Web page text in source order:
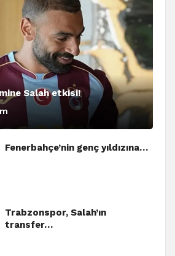
Salah etkisi!
Fenerbahçe’nin genç yıldızına…
Trabzonspor, Salah’ın
transfer…